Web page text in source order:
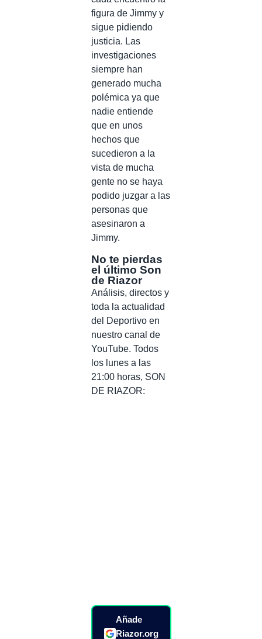
figura de Jimmy y
sigue pidiendo
justicia. Las
investigaciones
siempre han
generado mucha
polémica ya que
nadie entiende
que en unos
hechos que
sucedieron a la
vista de mucha
gente no se haya
podido juzgar a las
personas que
asesinaron a
Jimmy.
No te pierdas
el último Son
de Riazor
Análisis, directos y
toda la actualidad
del Deportivo en
nuestro canal de
YouTube. Todos
los lunes a las
21:00 horas, SON
DE RIAZOR:
Añade
Riazor.org